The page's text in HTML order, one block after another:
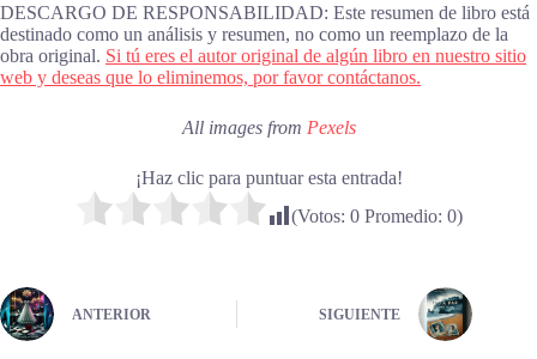
DESCARGO DE RESPONSABILIDAD: Este resumen de libro está
destinado como un análisis y resumen, no como un reemplazo de la
obra original. Si tú eres el autor original de algún libro en nuestro sitio
web y deseas que lo eliminemos, por favor contáctanos.
All images from Pexels
¡Haz clic para puntuar esta entrada!
(Votos: 0Promedio: 0)
ANTERIOR SIGUIENTE